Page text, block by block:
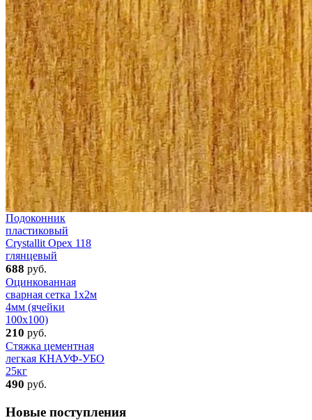
Подоконник
пластиковый
Crystallit Орех 118
глянцевый
688 руб.
Оцинкованная
сварная сетка 1x2м
4мм (ячейки
100x100)
210 руб.
Стяжка цементная
легкая КНАУФ-УБО
25кг
490 руб.
Новые поступления